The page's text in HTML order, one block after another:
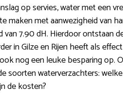
op servies, water met een
maken met aanwezigheid van
7.90 dH. Hierdoor ontstaan
in Gilze en Rijen heeft als
nog een leuke besparing op.
soorten waterverzachters:
de kosten?